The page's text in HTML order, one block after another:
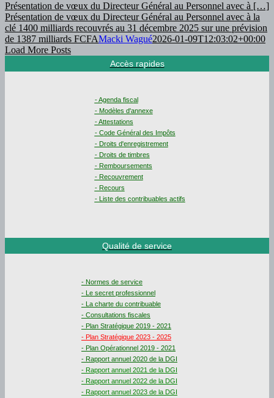
Présentation de vœux du Directeur Général au Personnel avec à […]
Présentation de vœux du Directeur Général au Personnel avec à la
clé 1400 milliards recouvrés au 31 décembre 2025 sur une prévision
de 1387 milliards FCFAMacki Wagué2026-01-09T12:03:02+00:00
Load More Posts
Accès rapides
- Agenda fiscal
- Modèles d'annexe
- Attestations
- Code Général des Impôts
- Droits d'enregistrement
- Droits de timbres
- Remboursements
- Recouvrement
- Recours
- Liste des contribuables actifs
Qualité de service
- Normes de service
- Le secret professionnel
- La charte du contribuable
- Consultations fiscales
- Plan Stratégique 2019 - 2021
- Plan Stratégique 2023 - 2025
- Plan Opérationnel 2019 - 2021
- Rapport annuel 2020 de la DGI
- Rapport annuel 2021 de la DGI
- Rapport annuel 2022 de la DGI
- Rapport annuel 2023 de la DGI